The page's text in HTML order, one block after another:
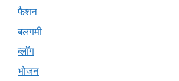
फैशन
बलगमी
ब्लॉग
भोजन